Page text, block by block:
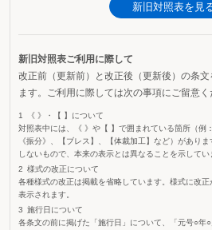
新旧対照表を見
新旧対照表ご利用に際して
改正前（更新前）と改正後（更新後）の条
ます。ご利用に際しては次の事項にご留意く
《 》・【 】について
対照表中には、《 》や【 】で囲まれている箇所（例
《振分》、【ブレス】、【体裁加工】など）があり
しないもので、本来の表示とは異なることを示してい
様式の改正について
各種様式の改正は掲載を省略しています。様式に改
表示されます。
施行日について
各条文の前に掲げた「施行日」について、「元号○年